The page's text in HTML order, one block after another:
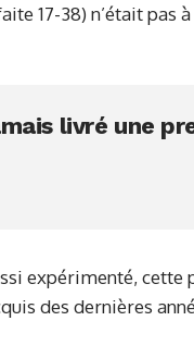
17-38) n’était pas
livré une
expérimenté, cette
des dernières